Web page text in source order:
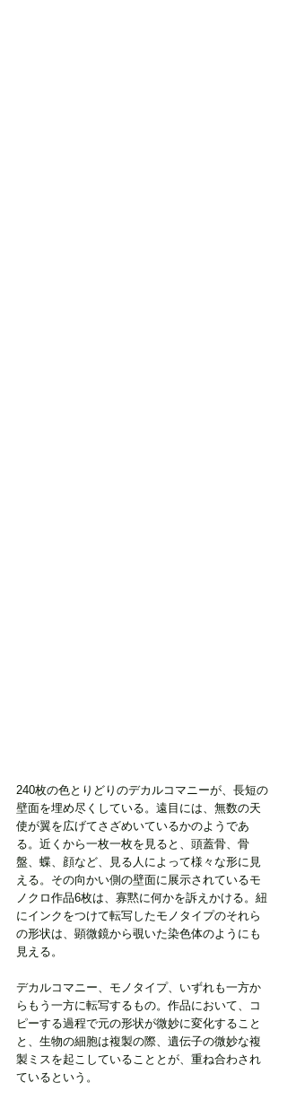
240枚の色とりどりのデカルコマニーが、長短の
壁面を埋め尽くしている。遠目には、無数の天
使が翼を広げてさざめいているかのようであ
る。近くから一枚一枚を見ると、頭蓋骨、骨
盤、蝶、顔など、見る人によって様々な形に見
える。その向かい側の壁面に展示されているモ
ノクロ作品6枚は、寡黙に何かを訴えかける。紐
にインクをつけて転写したモノタイプのそれら
の形状は、顕微鏡から覗いた染色体のようにも
見える。
デカルコマニー、モノタイプ、いずれも一方か
らもう一方に転写するもの。作品において、コ
ピーする過程で元の形状が微妙に変化すること
と、生物の細胞は複製の際、遺伝子の微妙な複
製ミスを起こしていることとが、重ね合わされ
ているという。